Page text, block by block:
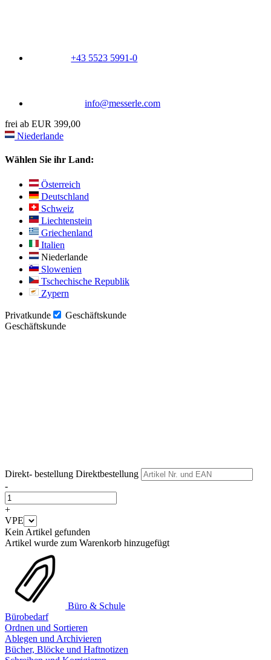
+43 5523 5991-0
info@messerle.com
frei ab EUR 399,00
Niederlande
Wählen Sie ihr Land:
Österreich
Deutschland
Schweiz
Liechtenstein
Griechenland
Italien
Niederlande
Slowenien
Tschechische Republik
Zypern
Privatkunde
Geschäftskunde
Geschäftskunde
Direkt- bestellung Direktbestellung
-
+
VPE
Kein Artikel gefunden
Artikel wurde zum Warenkorb hinzugefügt
Büro & Schule
Bürobedarf
Ordnen und Sortieren
Ablegen und Archivieren
Bücher, Blöcke und Haftnotizen